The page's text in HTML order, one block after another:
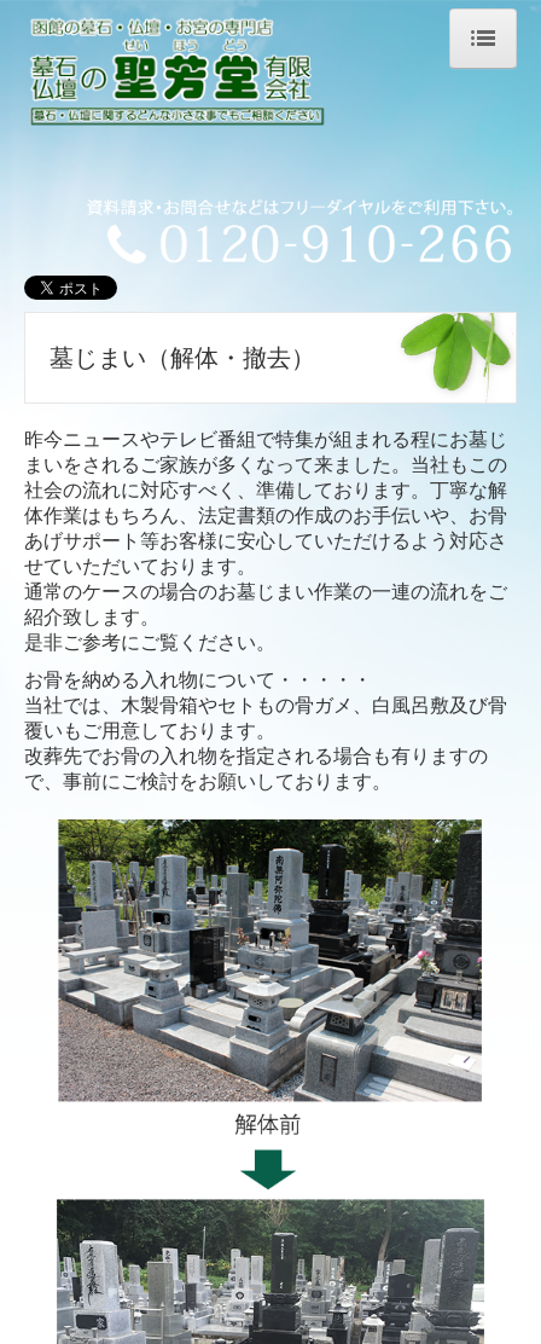
ホーム
墓じまい（解体・撤去）
納骨式サポート
墓地のご紹介
会社案内
本通本店
東山展示会場
お問合せ
よくある質問
墓じまい（解体・撤去）
昨今ニュースやテレビ番組で特集が組まれる程にお墓じ
まいをされるご家族が多くなって来ました。当社もこの
社会の流れに対応すべく、準備しております。丁寧な解
体作業はもちろん、法定書類の作成のお手伝いや、お骨
あげサポート等お客様に安心していただけるよう対応さ
せていただいております。
通常のケースの場合のお墓じまい作業の一連の流れをご
紹介致します。
是非ご参考にご覧ください。
お骨を納める入れ物について・・・・・
当社では、木製骨箱やセトもの骨ガメ、白風呂敷及び骨
覆いもご用意しております。
改葬先でお骨の入れ物を指定される場合も有りますの
で、事前にご検討をお願いしております。